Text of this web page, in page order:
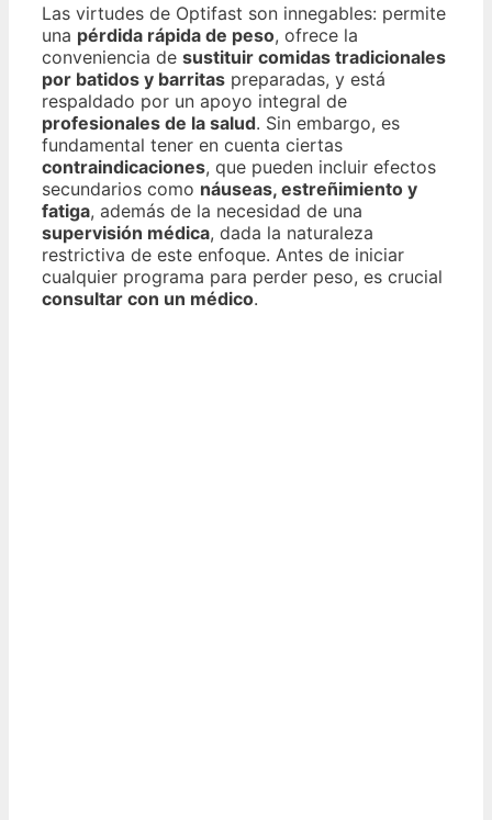
Las virtudes de Optifast son innegables: permite
una pérdida rápida de peso, ofrece la
conveniencia de sustituir comidas tradicionales
por batidos y barritas preparadas, y está
respaldado por un apoyo integral de
profesionales de la salud. Sin embargo, es
fundamental tener en cuenta ciertas
contraindicaciones, que pueden incluir efectos
secundarios como náuseas, estreñimiento y
fatiga, además de la necesidad de una
supervisión médica, dada la naturaleza
restrictiva de este enfoque. Antes de iniciar
cualquier programa para perder peso, es crucial
consultar con un médico.